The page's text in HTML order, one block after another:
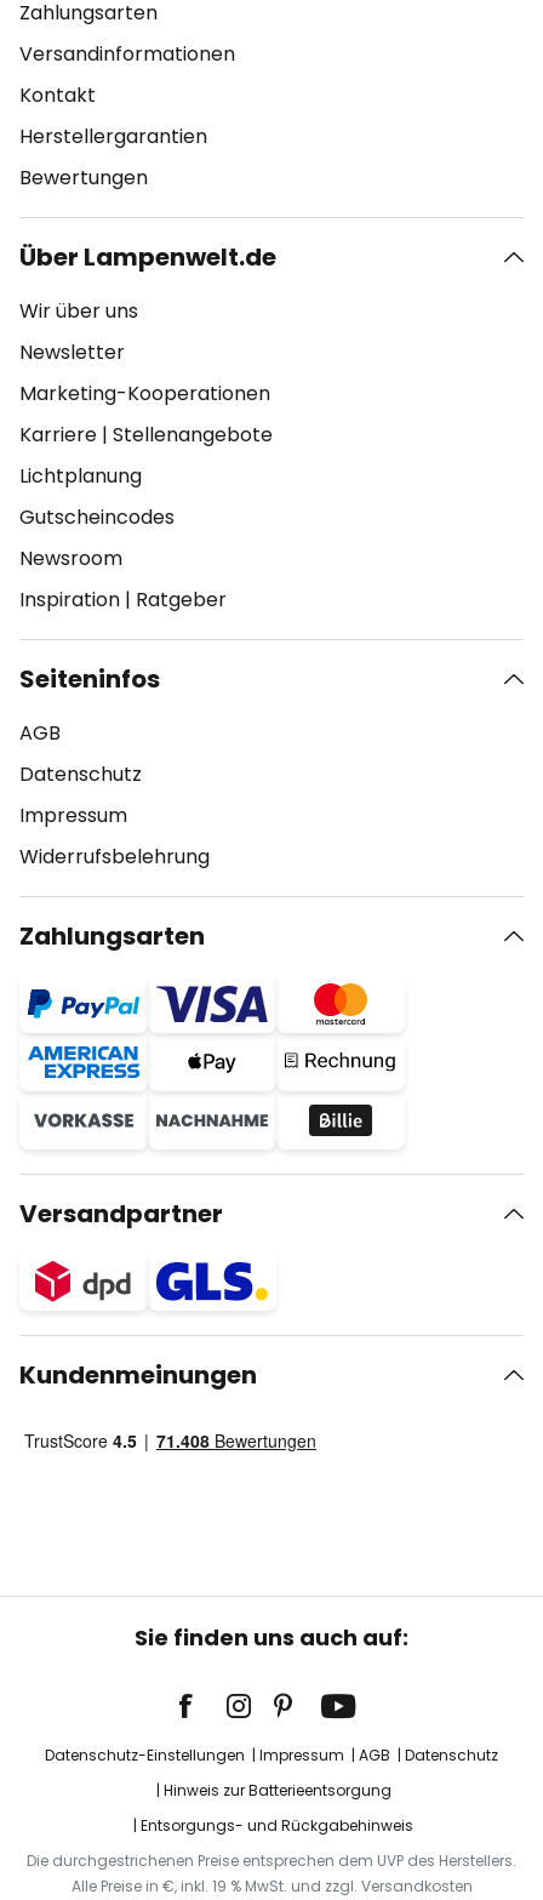
Zahlungsarten
Versandinformationen
Kontakt
Herstellergarantien
Bewertungen
Über Lampenwelt.de
Wir über uns
Newsletter
Marketing-Kooperationen
Karriere | Stellenangebote
Lichtplanung
Gutscheincodes
Newsroom
Inspiration | Ratgeber
Seiteninfos
AGB
Datenschutz
Impressum
Widerrufsbelehrung
Zahlungsarten
Versandpartner
Kundenmeinungen
Sie finden uns auch auf:
Datenschutz-Einstellungen Impressum AGB
Datenschutz
Hinweis zur Batterieentsorgung
Entsorgungs- und Rückgabehinweis
Die durchgestrichenen Preise entsprechen dem UVP des Herstellers.
Alle Preise in €, inkl. 19 % MwSt. und zzgl. Versandkosten